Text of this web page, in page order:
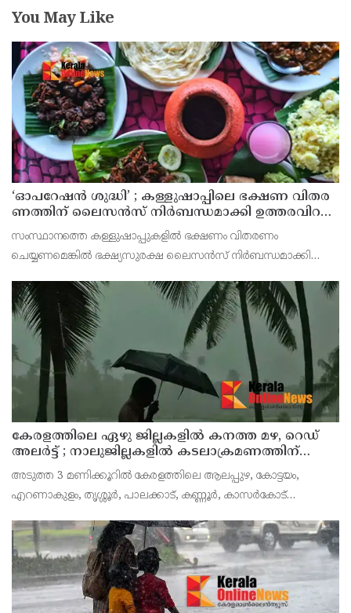
You May Like
‘ഓ​പ​റേ​ഷ​ൻ ശു​ദ്ധി’ ; ക​ള്ളു​ഷാ​പ്പി​ലെ ഭ​ക്ഷ​ണ വി​ത​ര​
ണ​ത്തി​ന് ലൈ​സ​ൻ​സ് നി​ർ​ബ​ന്ധ​മാ​ക്കി ഉ​ത്ത​ര​വി​റ​
സംസ്ഥാനത്തെ കള്ളുഷാപ്പുകളിൽ ഭക്ഷണം വിതരണം
ചെയ്യണമെങ്കിൽ ഭക്ഷ്യസുരക്ഷ ലൈസൻസ് നിർബന്ധമാക്കി
പരിശോധന നടത്താനും ലൈസൻസില്ലാതെ ഭക്ഷണം വിതരണം
ചെയ്യുന്ന സ്ഥാപനങ്
കേരളത്തിലെ ഏഴു ജില്ലകളിൽ കനത്ത മഴ, റെഡ്
അലർട്ട് ; നാലുജില്ലകളിൽ കടലാക്രമണത്തിന്
സാധ്യത
അടുത്ത 3 മണിക്കൂറിൽ കേരളത്തിലെ ആലപ്പുഴ, കോട്ടയം,
എറണാകുളം, തൃശ്ശൂർ, പാലക്കാട്, കണ്ണൂർ, കാസർകോട്
ശക്തമായ മഴയ്ക്കും മണിക്കൂറിൽ 50 കി.മീ വ